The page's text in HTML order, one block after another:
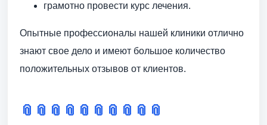
грамотно провести курс лечения.
Опытные профессионалы нашей клиники отлично
знают свое дело и имеют большое количество
положительных отзывов от клиентов.
📎 📎 📎 📎 📎 📎 📎 📎 📎 📎